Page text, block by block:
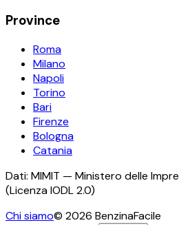
Province
Roma
Milano
Napoli
Torino
Bari
Firenze
Bologna
Catania
Dati: MIMIT — Ministero delle
(Licenza IODL 2.0)
Chi siamo© 2026 BenzinaFacile